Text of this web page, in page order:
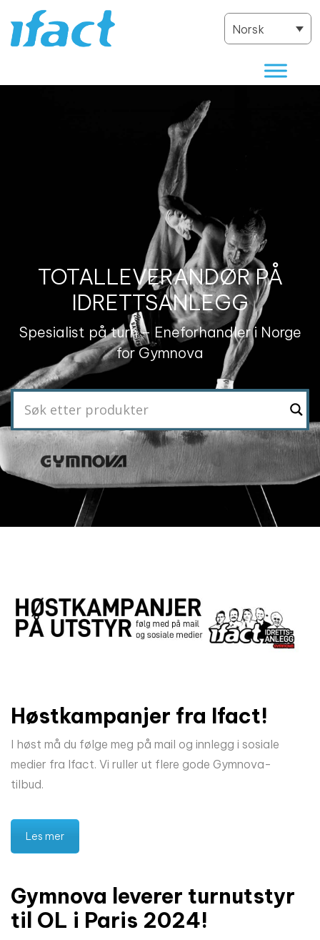
Norsk
TOTALLEVERANDØR PÅ
IDRETTSANLEGG
Spesialist på turn – Eneforhandler i Norge
for Gymnova
Høstkampanjer fra Ifact!
I høst må du følge meg på mail og innlegg i sosiale
medier fra Ifact. Vi ruller ut flere gode Gymnova-
tilbud.
Les mer
Gymnova leverer turnutstyr
til OL i Paris 2024!